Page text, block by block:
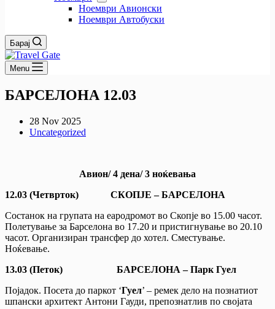
Ноември Авионски
Ноември Автобуски
Барај
Menu
БАРСЕЛОНА 12.03
28 Nov 2025
Uncategorized
Авион/ 4 дена/ 3 ноќевања
12.03 (Четврток) СКОПЈЕ – БАРСЕЛОНА
Состанок на групата на еародромот во Скопје во 15.00 часот.
Полетување за Барселона во 17.20 и пристигнување во 20.10
часот. Организиран трансфер до хотел. Сместување.
Ноќевање.
13.03 (Петок)
БАРСЕЛОНА – Парк Гуел
Појадок. Посета до паркот ‘Гуел’ – ремек дело на познатиот
шпански архитект Антони Гауди, препознатлив по својата